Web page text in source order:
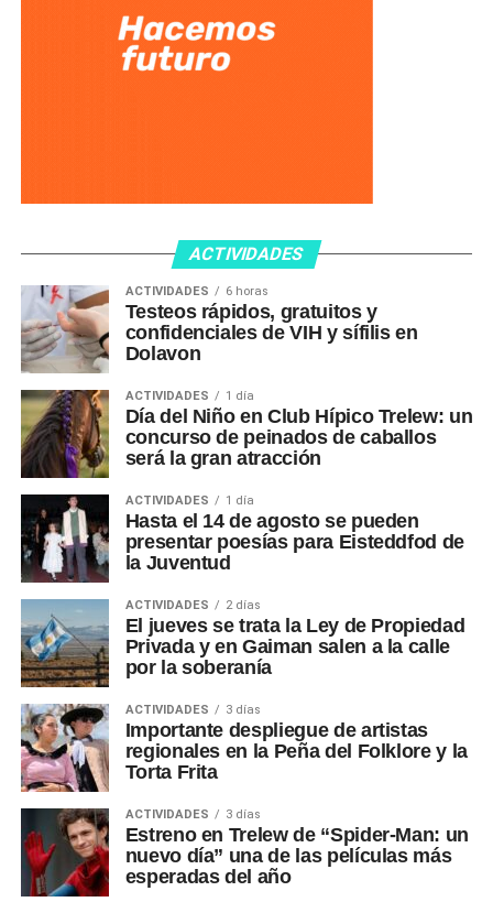
ACTIVIDADES
ACTIVIDADES 6 horas
Testeos rápidos, gratuitos y
confidenciales de VIH y sífilis en
Dolavon
ACTIVIDADES 1 día
Día del Niño en Club Hípico Trelew: un
concurso de peinados de caballos
será la gran atracción
ACTIVIDADES 1 día
Hasta el 14 de agosto se pueden
presentar poesías para Eisteddfod de
la Juventud
ACTIVIDADES 2 días
El jueves se trata la Ley de Propiedad
Privada y en Gaiman salen a la calle
por la soberanía
ACTIVIDADES 3 días
Importante despliegue de artistas
regionales en la Peña del Folklore y la
Torta Frita
ACTIVIDADES 3 días
Estreno en Trelew de “Spider-Man: un
nuevo día” una de las películas más
esperadas del año